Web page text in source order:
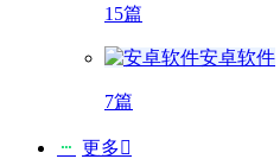
15篇
安卓软件
7篇
更多